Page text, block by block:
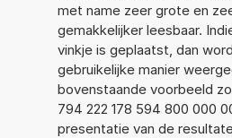
met name zeer grote en
gemakkelijker leesbaar.
vinkje is geplaatst, dan
gebruikelijke manier
bovenstaande voorbeeld
794 222 178 594 800 000
presentatie van de